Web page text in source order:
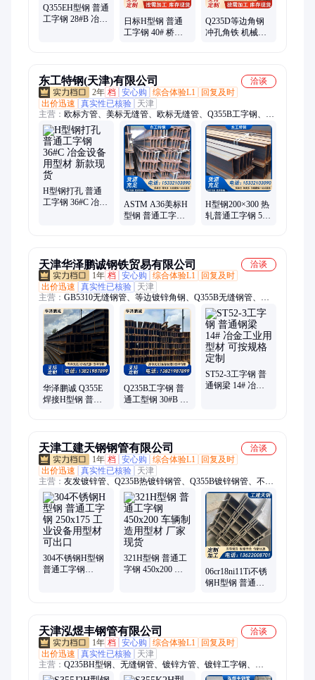
Q355EH型钢 普通
工字钢 28#B 冶金
日标H型钢 普通
工字钢 40# 桥梁
Q235D等边角钢
冲孔角铁 机械制
东工特钢(天津)有限公司
洽谈
2年 档 安心购 综合体验L1
回复及时
出价迅速
真实性已核验
天津
主营： 欧标方管、美标无缝管、欧标无缝管、Q355B工字钢、无
缝钢管、20G锅炉管、A106无缝钢管、高压锅炉管、Q235B镀锌
角钢、Q235B镀锌槽钢、国标槽钢、合金板、热轧板、冷轧卷、
容器板、电梯构件、冷冻设备、冷轧钢板、冷轧盒板、合金钢
板、汽车大梁板、冷轧厚钢板、冶金设备用板、钢构建筑用板
H型钢打孔 普通
工字钢 36#C 冶金
ASTM A36美标H
型钢 普通工字钢
H型钢200×300 热
轧普通工字钢 56#
天津华泽鹏诚钢铁贸易有限公司
洽谈
1年 档 安心购 综合体验L1
回复及时
出价迅速
真实性已核验
天津
主营： GB5310无缝钢管、等边镀锌角钢、Q355B无缝钢管、镀
锌工字钢、空调用紫铜管、Q355B槽钢、7075铝管、铝合金管、
镀锌H型钢、镀锌方矩管、Q235B镀锌无缝管、镀锌钢管、大口
径直缝焊管、Q235冷拔扁钢、热镀锌无缝钢管、大口径厚壁方
矩管、热镀锌圆管、SUS304不锈钢管、装饰不锈钢方矩管、
Q235热镀锌方管、Q355B镀锌角钢、Q355D无缝钢管、Q345C合
金管、GB6479无缝钢管、20G无缝钢管
华泽鹏诚 Q355E
焊接H型钢 普通
Q235B工字钢 普
通工型钢 30#B 冶
ST52-3工字钢 普
通钢梁 14# 冶金
天津工建天钢钢管有限公司
洽谈
1年 档 安心购 综合体验L1
回复及时
出价迅速
真实性已核验
天津
主营： 友发镀锌管、Q235B热镀锌钢管、Q355B镀锌钢管、不锈
钢工字钢、镀锌无缝管、友发镀锌无缝管、直缝钢管、直缝焊
管、镀锌螺旋钢管、直缝焊接钢管、螺旋焊管、3PE螺旋焊管、
不锈钢角钢、不锈钢中厚板、镀锌钢管、热镀锌钢管、不锈钢槽
钢、不锈钢H型钢、Q355开平板、GB5310无缝钢管、304不锈钢
角钢、拉丝不锈钢板、304不锈钢槽钢、2205不锈钢板、304不锈
钢扁钢
304不锈钢H型钢
普通工字钢
321H型钢 普通工
字钢 450x200 车
06cr18ni11Ti不锈
钢H型钢 普通工
天津泓煜丰钢管有限公司
洽谈
1年 档 安心购 综合体验L1
回复及时
出价迅速
真实性已核验
天津
主营： Q235BH型钢、无缝钢管、镀锌方管、镀锌工字钢、
Q355B工字钢、镀锌角钢、大口径无缝钢管、镀锌角铁、热浸锌